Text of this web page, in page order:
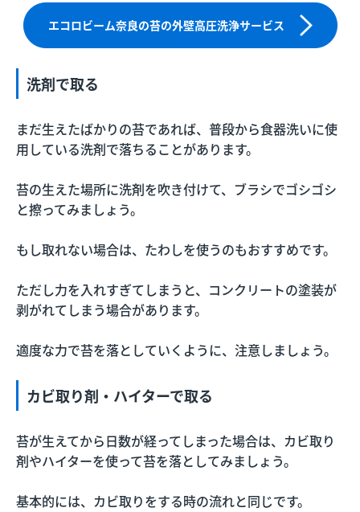
エコロビーム奈良の苔の外壁高圧洗浄サービス
洗剤で取る
まだ生えたばかりの苔であれば、普段から食器洗いに使
用している洗剤で落ちることがあります。
苔の生えた場所に洗剤を吹き付けて、ブラシでゴシゴシ
と擦ってみましょう。
もし取れない場合は、たわしを使うのもおすすめです。
ただし力を入れすぎてしまうと、コンクリートの塗装が
剥がれてしまう場合があります。
適度な力で苔を落としていくように、注意しましょう。
カビ取り剤・ハイターで取る
苔が生えてから日数が経ってしまった場合は、カビ取り
剤やハイターを使って苔を落としてみましょう。
基本的には、カビ取りをする時の流れと同じです。